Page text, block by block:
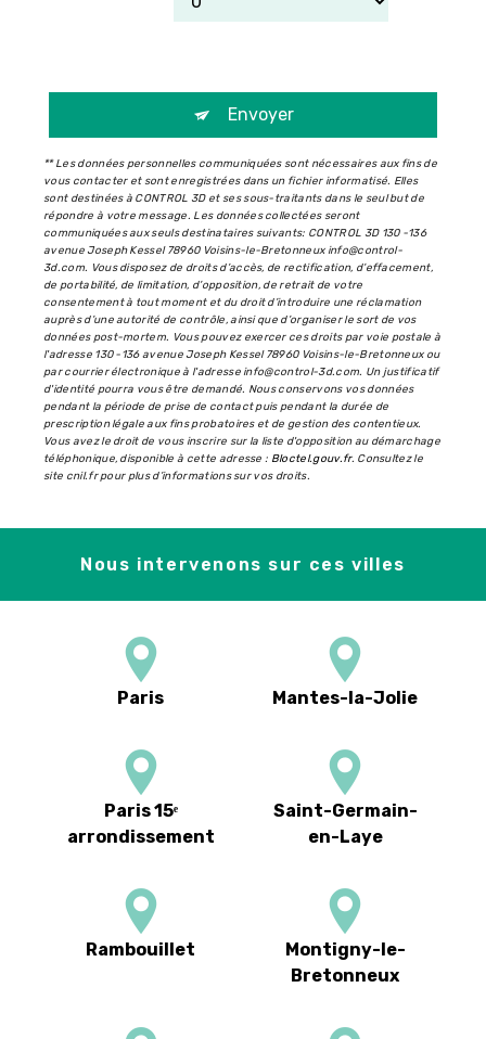
Envoyer
** Les données personnelles communiquées sont nécessaires aux fins de
vous contacter et sont enregistrées dans un fichier informatisé. Elles
sont destinées à CONTROL 3D et ses sous-traitants dans le seul but de
répondre à votre message. Les données collectées seront
communiquées aux seuls destinataires suivants: CONTROL 3D 130 -136
avenue Joseph Kessel 78960 Voisins-le-Bretonneux info@control-
3d.com. Vous disposez de droits d’accès, de rectification, d’effacement,
de portabilité, de limitation, d’opposition, de retrait de votre
consentement à tout moment et du droit d’introduire une réclamation
auprès d’une autorité de contrôle, ainsi que d’organiser le sort de vos
données post-mortem. Vous pouvez exercer ces droits par voie postale à
l'adresse 130 -136 avenue Joseph Kessel 78960 Voisins-le-Bretonneux ou
par courrier électronique à l'adresse info@control-3d.com. Un justificatif
d'identité pourra vous être demandé. Nous conservons vos données
pendant la période de prise de contact puis pendant la durée de
prescription légale aux fins probatoires et de gestion des contentieux.
Vous avez le droit de vous inscrire sur la liste d'opposition au démarchage
téléphonique, disponible à cette adresse : Bloctel.gouv.fr. Consultez le
site cnil.fr pour plus d’informations sur vos droits.
Nous intervenons sur ces villes
Paris Mantes-la-Jolie
Paris 15ᵉ
arrondissement
Saint-Germain-
en-Laye
Rambouillet
Montigny-le-
Bretonneux